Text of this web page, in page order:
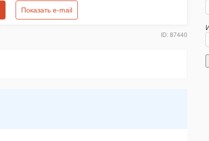
Показать e-mail
ID: 87440